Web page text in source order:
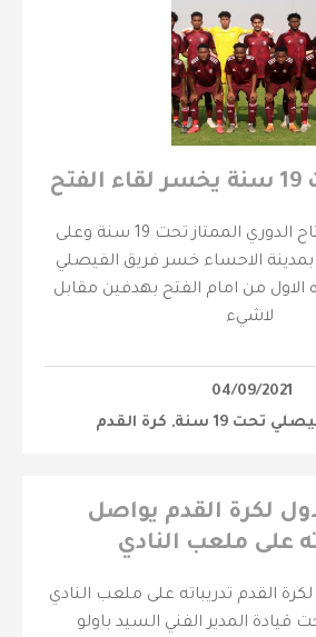
ضمن لقاءات افتتاح الدوري الممتاز تحت 19 سنة وعلى
الاحساء خسر فريق الفيصلي
الاول من امام الفتح بهدفين مقابل
لاشيء
04/09/2021
تحت 19 سنة , كرة القدم
لكرة القدم يواصل
على ملعب النادي
القدم تدريباته على ملعب النادي
قيادة المدير الفني السيد باولو